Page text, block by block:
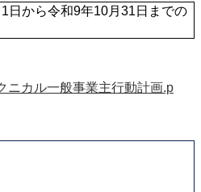
日から令和9年10月31日までの
ニカル一般事業主行動計画.p